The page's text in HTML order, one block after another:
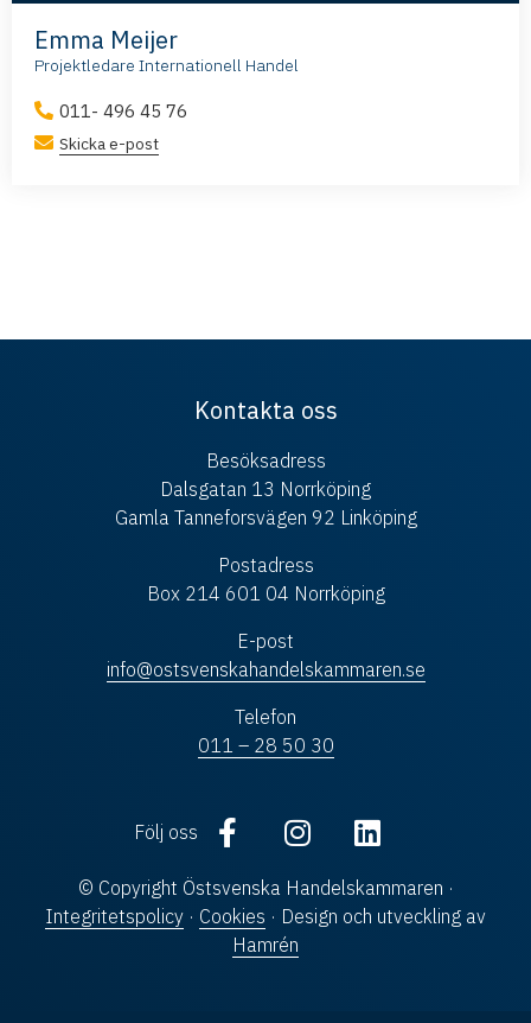
Emma Meijer
Projektledare Internationell Handel
011- 496 45 76
Skicka e-post
Kontakta oss
Besöksadress
Dalsgatan 13 Norrköping
Gamla Tanneforsvägen 92 Linköping
Postadress
Box 214 601 04 Norrköping
E-post
info@ostsvenskahandelskammaren.se
Telefon
011 – 28 50 30
Följ oss
© Copyright Östsvenska Handelskammaren ·
Integritetspolicy · Cookies · Design och utveckling av
Hamrén